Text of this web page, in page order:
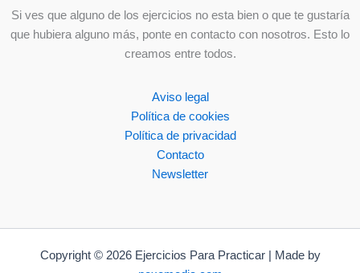
Si ves que alguno de los ejercicios no esta bien o que te gustaría
que hubiera alguno más, ponte en contacto con nosotros. Esto lo
creamos entre todos.
Aviso legal
Política de cookies
Política de privacidad
Contacto
Newsletter
Copyright © 2026 Ejercicios Para Practicar | Made by